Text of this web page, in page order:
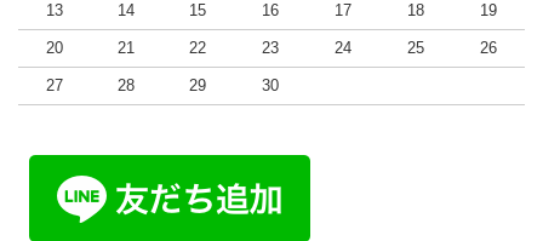
13 14 15 16 17 18 19
20 21 22 23 24 25 26
27 28 29 30